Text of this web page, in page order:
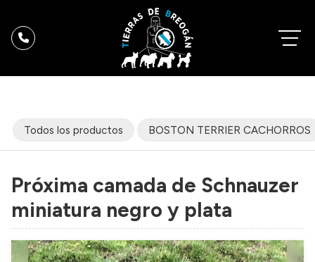
Todos los productos BOSTON TERRIER CACHORROS
Próxima camada de Schnauzer
miniatura negro y plata